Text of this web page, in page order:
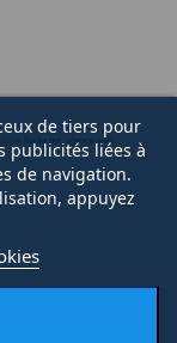
de tiers pour
publicités liées à
de navigation.
appuyez
Keole.net, agence web